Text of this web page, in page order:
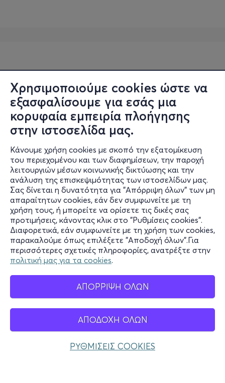
Χρησιμοποιούμε cookies ώστε να
εξασφαλίσουμε για εσάς μια
κορυφαία εμπειρία πλοήγησης
στην ιστοσελίδα μας.
Κάνουμε χρήση cookies με σκοπό την εξατομίκευση
του περιεχομένου και των διαφημίσεων, την παροχή
λειτουργιών μέσων κοινωνικής δικτύωσης και την
ανάλυση της επισκεψιμότητας των ιστοσελίδων μας.
Σας δίνεται η δυνατότητα για "Απόρριψη όλων" των μη
απαραίτητων cookies, εάν δεν συμφωνείτε με τη
χρήση τους, ή μπορείτε να ορίσετε τις δικές σας
προτιμήσεις, κάνοντας κλικ στο "Ρυθμίσεις cookies".
Διαφορετικά, εάν συμφωνείτε με τη χρήση των cookies,
παρακαλούμε όπως επιλέξετε "Αποδοχή όλων".Για
περισσότερες σχετικές πληροφορίες, ανατρέξτε στην
πολιτική μας για τα cookies.
ΑΠΟΡΡΙΨΗ ΟΛΩΝ
ΑΠΟΔΟΧΗ ΟΛΩΝ
ΡΥΘΜΙΣΕΙΣ COOKIES
Πληροφορίες
Υποστήριξη
Stay Connected
Mobile app